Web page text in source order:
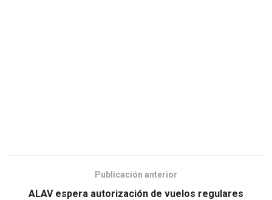
Publicación anterior
ALAV espera autorización de vuelos regulares